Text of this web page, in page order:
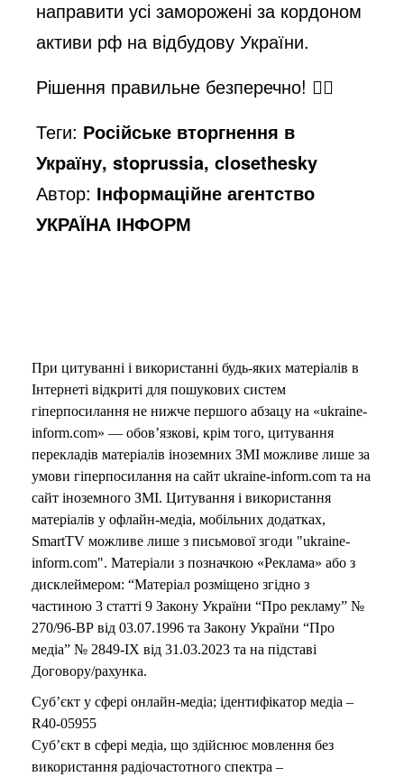
направити усі заморожені за кордоном
активи рф на відбудову України.
Рішення правильне безперечно! 👌🏼
Теги: Російське вторгнення в
Україну, stoprussia, closethesky
Автор: Інформаційне агентство
УКРАЇНА ІНФОРМ
При цитуванні і використанні будь-яких матеріалів в
Інтернеті відкриті для пошукових систем
гіперпосилання не нижче першого абзацу на «ukraine-
inform.com» — обов’язкові, крім того, цитування
перекладів матеріалів іноземних ЗМІ можливе лише за
умови гіперпосилання на сайт ukraine-inform.com та на
сайт іноземного ЗМІ. Цитування і використання
матеріалів у офлайн-медіа, мобільних додатках,
SmartTV можливе лише з письмової згоди "ukraine-
inform.com". Матеріали з позначкою «Реклама» або з
дисклеймером: “Матеріал розміщено згідно з
частиною 3 статті 9 Закону України “Про рекламу” №
270/96-ВР від 03.07.1996 та Закону України “Про
медіа” № 2849-IX від 31.03.2023 та на підставі
Договору/рахунка.
Суб’єкт у сфері онлайн-медіа; ідентифікатор медіа –
R40-05955
Суб’єкт в сфері медіа, що здійснює мовлення без
використання радіочастотного спектра –